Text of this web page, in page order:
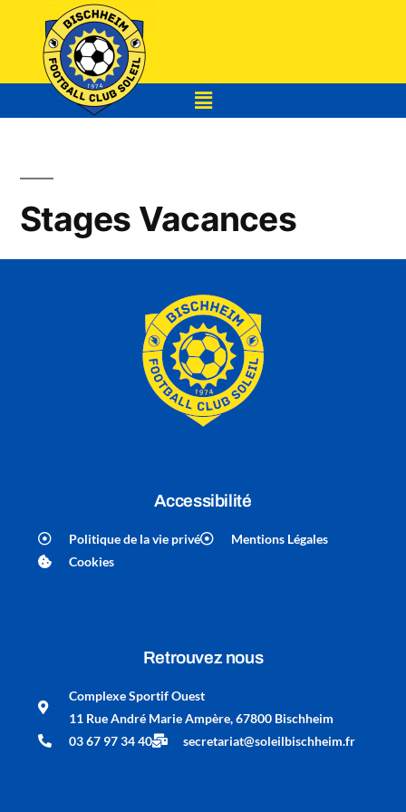
Stages Vacances
Accessibilité
Politique de la vie privé
Mentions Légales
Cookies
Retrouvez nous
Complexe Sportif Ouest
11 Rue André Marie Ampère, 67800 Bischheim
03 67 97 34 40
secretariat@soleilbischheim.fr